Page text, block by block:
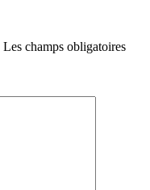
Les champs obligatoires